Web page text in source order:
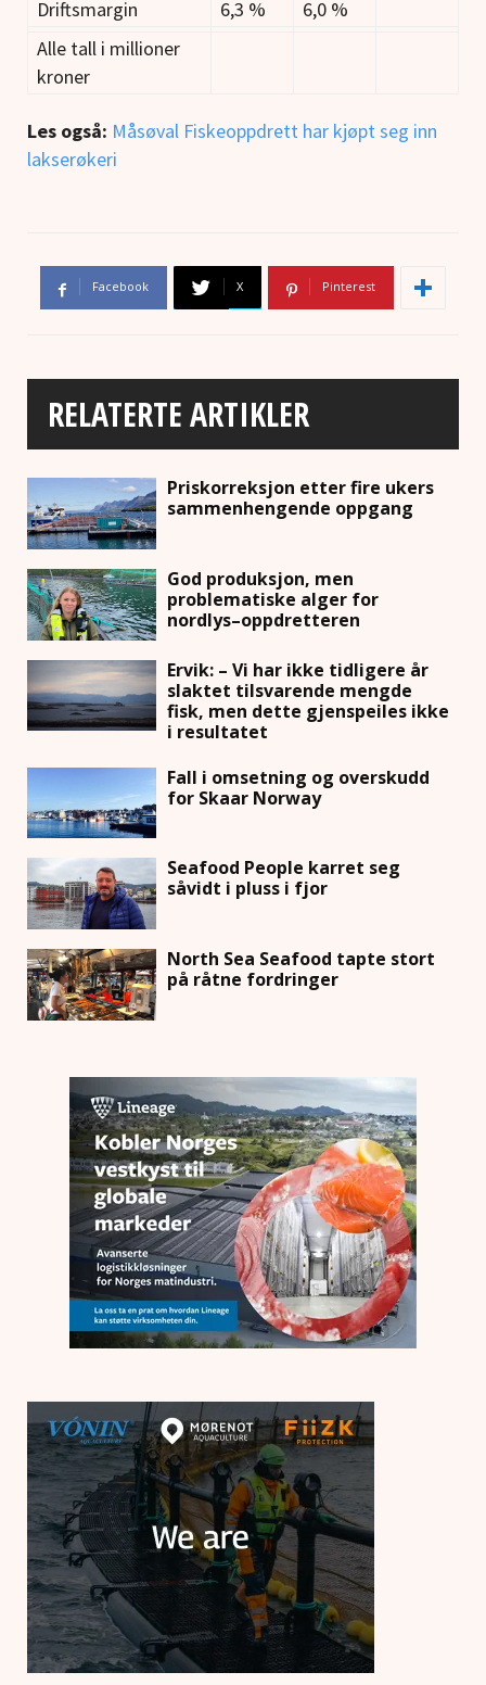
Driftsmargin 6,3 %
6,0 %
Alle tall i millioner
kroner
Les også: Måsøval Fiskeoppdrett har kjøpt seg inn
lakserøkeri
Facebook X Pinterest
RELATERTE ARTIKLER
Priskorreksjon etter fire ukers
sammenhengende oppgang
God produksjon, men
problematiske alger for
nordlys–oppdretteren
Ervik: – Vi har ikke tidligere år
slaktet tilsvarende mengde
fisk, men dette gjenspeiles ikke
i resultatet
Fall i omsetning og overskudd
for Skaar Norway
Seafood People karret seg
såvidt i pluss i fjor
North Sea Seafood tapte stort
på råtne fordringer